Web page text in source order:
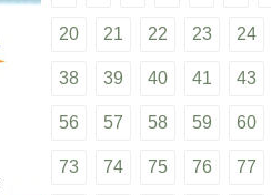
20 21 22 23 24
38 39 40 41 43
56 57 58 59 60
73 74 75 76 77